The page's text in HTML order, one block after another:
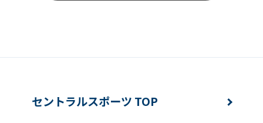
セントラルスポーツ TOP